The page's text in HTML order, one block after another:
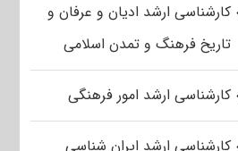
کارشناسی ارشد ادیان و عرفان و
تاریخ فرهنگ و تمدن اسلامی
کارشناسی ارشد امور فرهنگی
کارشناسی ارشد ایران شناسی